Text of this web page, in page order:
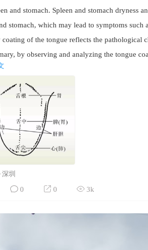
and stomach. Spleen and stomach dryness
stomach, which may lead to symptoms
coating of the tongue reflects the pathological
by observing and analyzing the tongue
or spleen and stomach have dampness or
and the specific situation needs to be
In daily life, we can prevent and treat
观察到一个人的舌苔呈现黄色且湿润，这可
的现象，可能引发一系列不适症状，如头痛
变化。
，当舌苔呈现黄色且干燥时，这可能表明
胃痛、口渴、便秘等症状。在这个情况下
，这只是一种辅助诊断方法，具体情况还
深圳
0 0 3k